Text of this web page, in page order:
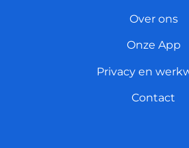
Over ons
Onze App
Privacy en
Contact